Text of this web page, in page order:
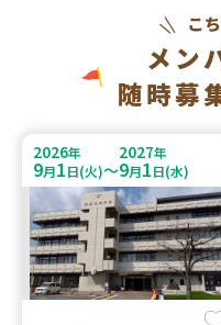
メン
随時募
2026年
9月1日(火)～
2027年
9月1日(水)